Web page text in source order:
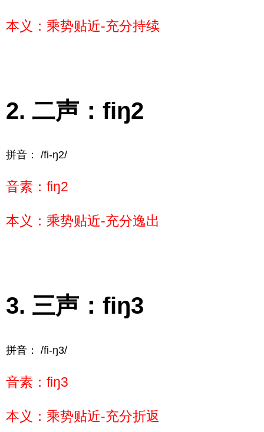
本义：乘势贴近-充分持续
二声：fiŋ2
拼音： /fi-ŋ2/
音素：fiŋ2
本义：乘势贴近-充分逸出
三声：fiŋ3
拼音： /fi-ŋ3/
音素：fiŋ3
本义：乘势贴近-充分折返